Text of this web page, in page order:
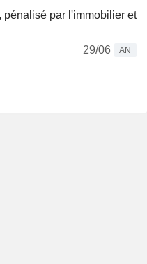
pénalisé par l'immobilier et
29/06
AN